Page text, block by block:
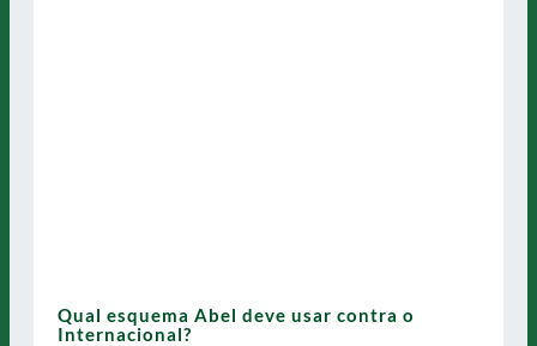
Qual esquema Abel deve usar contra o
Internacional?